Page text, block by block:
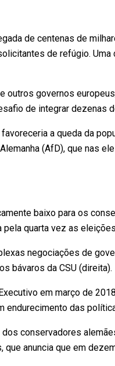
de centenas de
de refúgio.
outros governos
de integrar dezenas
a queda da
(AfD), que nas
baixo para os
quarta vez as
negociações de
bávaros da CSU (direita).
em março de
endurecimento das
conservadores
que anuncia que em